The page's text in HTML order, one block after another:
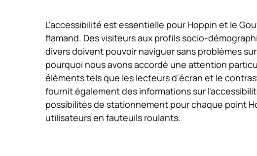
L'accessibilité est essentielle pour Hoppin et le
flamand. Des visiteurs aux profils socio-
divers doivent pouvoir naviguer sans problèmes
pourquoi nous avons accordé une attention
éléments tels que les lecteurs d'écran et le
fournit également des informations sur
possibilités de stationnement pour chaque point
utilisateurs en fauteuils roulants.